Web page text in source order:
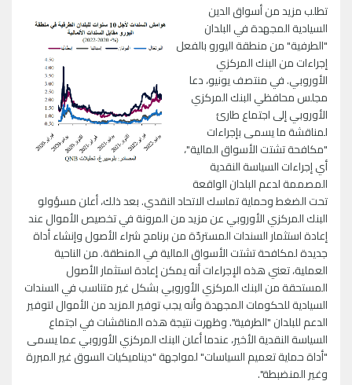
تطلب مزيد من أسواق الدين
السيادية المجهدة في البلدان
"الطرفية" من منطقة اليورو بالفعل
إجراءات من البنك المركزي
الأوروبي. في منتصف يونيو، دعا
مجلس محافظي البنك المركزي
الأوروبي إلى اجتماع طارئ
لمناقشة ما يسمى بإجراءات
"مكافحة تشتت الأسواق المالية"،
أي إجراءات السياسة النقدية
المصممة لدعم البلدان الواقعة
تحت الضغط وحماية تماسك الاتحاد النقدي. بعد ذلك، أعلن مسؤولو
البنك المركزي الأوروبي عن مزيد من المرونة في تخصيص الأموال عند
إعادة استثمار السندات المستردّة من برنامج شراء الأصول وإنشاء أداة
جديدة لمكافحة تشتت الأسواق المالية في المنطقة. من الناحية
العملية، تعني هذه الإجراءات أنه يمكن إعادة استثمار الأصول
المستحقة من البنك المركزي الأوروبي بشكل غير متناسب في السندات
السيادية للحكومات المجهدة وأنه يجب توفير المزيد من الأموال لتوفير
الدعم للبلدان "الطرفية". وظهرت نتيجة هذه المناقشات في اجتماع
السياسة النقدية الأخير، عندما أعلن البنك المركزي الأوروبي عما يسمى
"أداة حماية تعميم السياسات" لمواجهة "ديناميكيات السوق غير المبررة
وغير المنضبطة".